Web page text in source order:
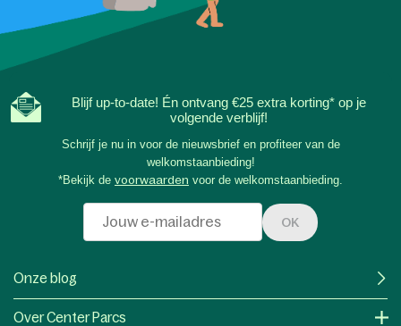
Blijf up-to-date! Én ontvang €25 extra korting* op je
volgende verblijf!
Schrijf je nu in voor de nieuwsbrief en profiteer van de
welkomstaanbieding!
*Bekijk de voorwaarden voor de welkomstaanbieding.
OK
Onze blog
Over Center Parcs